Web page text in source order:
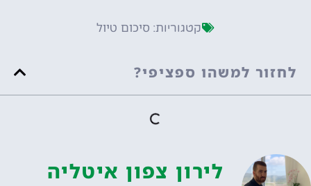
קטגוריות: סיכום טיול
לחזור למשהו ספציפי?
לירון צפון איטליה